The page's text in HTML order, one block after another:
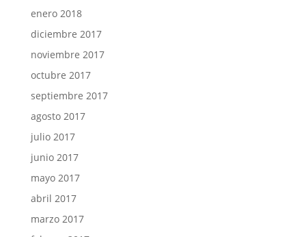
enero 2018
diciembre 2017
noviembre 2017
octubre 2017
septiembre 2017
agosto 2017
julio 2017
junio 2017
mayo 2017
abril 2017
marzo 2017